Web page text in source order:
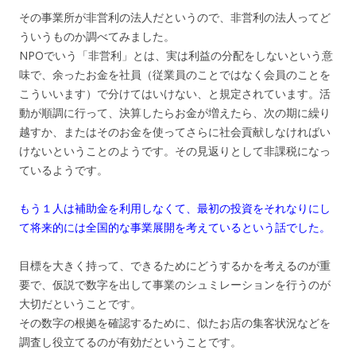
その事業所が非営利の法人だというので、非営利の法人ってど
ういうものか調べてみました。
NPOでいう「非営利」とは、実は利益の分配をしないという意
味で、余ったお金を社員（従業員のことではなく会員のことを
こういいます）で分けてはいけない、と規定されています。活
動が順調に行って、決算したらお金が増えたら、次の期に繰り
越すか、またはそのお金を使ってさらに社会貢献しなければい
けないということのようです。その見返りとして非課税になっ
ているようです。
もう１人は補助金を利用しなくて、最初の投資をそれなりにし
て将来的には全国的な事業展開を考えているという話でした。
目標を大きく持って、できるためにどうするかを考えるのが重
要で、仮説で数字を出して事業のシュミレーションを行うのが
大切だということです。
その数字の根拠を確認するために、似たお店の集客状況などを
調査し役立てるのが有効だということです。